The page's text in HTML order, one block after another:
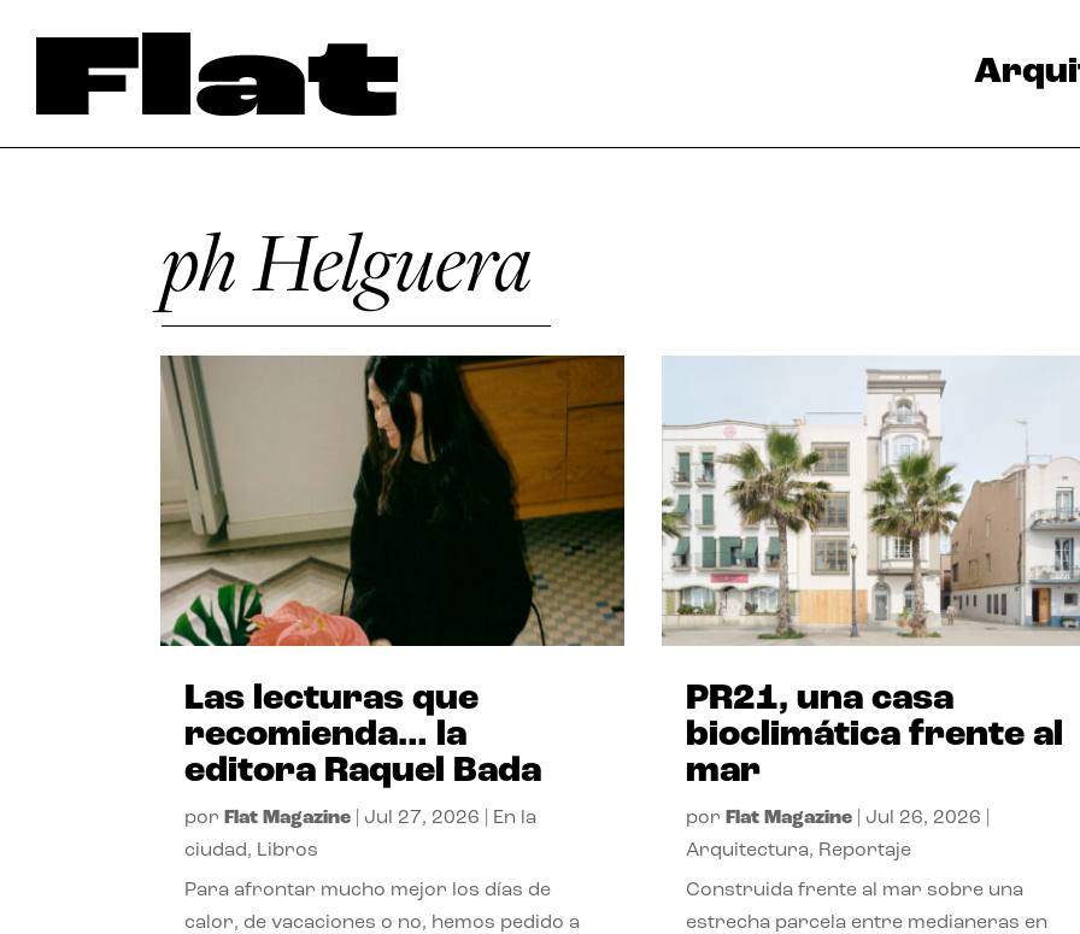
ph Helguera
Las lecturas que
recomienda… la
editora Raquel Bada
por Flat Magazine Jul 27, 2026
En la
ciudad, Libros
Para afrontar mucho mejor los días de
calor, de vacaciones o no, hemos pedido a
PR21, una casa
bioclimática frente al
mar
por Flat Magazine| Jul 26, 2026
Arquitectura, Reportaje
Construida frente al mar sobre una
estrecha parcela entre medianeras en